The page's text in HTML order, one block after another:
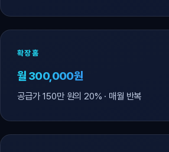
확장홈
월 300,000원
공급가 150만 원의 20% · 매월 반복